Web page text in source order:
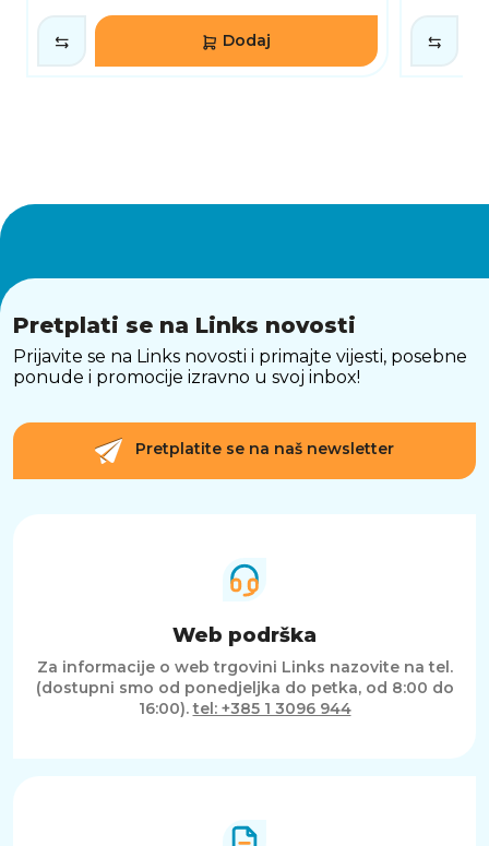
Dodaj
Pretplati se na Links novosti
Prijavite se na Links novosti i primajte vijesti, posebne
ponude i promocije izravno u svoj inbox!
Pretplatite se na naš newsletter
Web podrška
Za informacije o web trgovini Links nazovite na tel.
(dostupni smo od ponedjeljka do petka, od 8:00 do
16:00).tel: +385 1 3096 944